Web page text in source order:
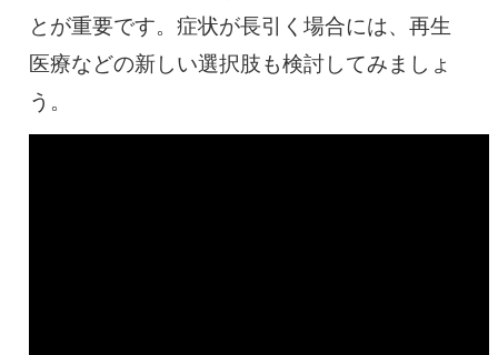
とが重要です。症状が長引く場合には、再生
医療などの新しい選択肢も検討してみましょ
う。